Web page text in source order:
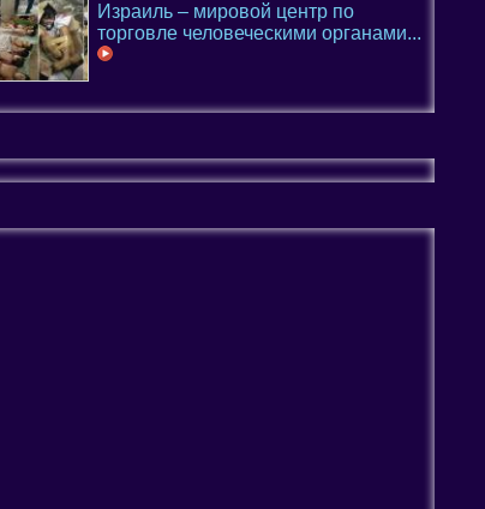
Израиль – мировой центр по
торговле человеческими органами...